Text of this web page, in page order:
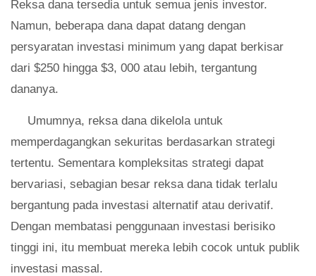
Reksa dana tersedia untuk semua jenis investor.
Namun, beberapa dana dapat datang dengan
persyaratan investasi minimum yang dapat berkisar
dari $250 hingga $3, 000 atau lebih, tergantung
dananya.
Umumnya, reksa dana dikelola untuk
memperdagangkan sekuritas berdasarkan strategi
tertentu. Sementara kompleksitas strategi dapat
bervariasi, sebagian besar reksa dana tidak terlalu
bergantung pada investasi alternatif atau derivatif.
Dengan membatasi penggunaan investasi berisiko
tinggi ini, itu membuat mereka lebih cocok untuk publik
investasi massal.